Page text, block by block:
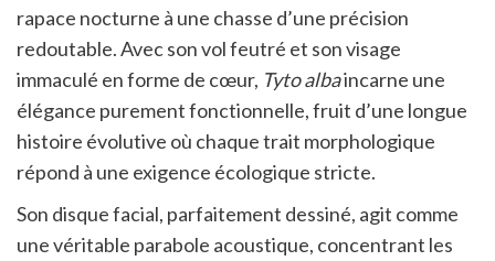
rapace nocturne à une chasse d’une précision
redoutable. Avec son vol feutré et son visage
immaculé en forme de cœur, Tyto albaincarne une
élégance purement fonctionnelle, fruit d’une longue
histoire évolutive où chaque trait morphologique
répond à une exigence écologique stricte.
Son disque facial, parfaitement dessiné, agit comme
une véritable parabole acoustique, concentrant les